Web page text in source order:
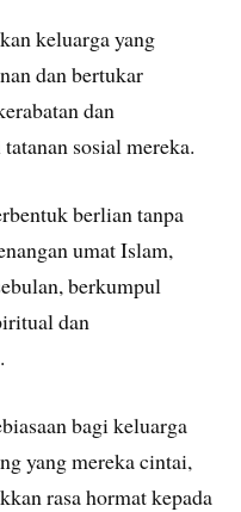
keluarga yang
dan bertukar
dan
sosial mereka.
berlian tanpa
umat Islam,
berkumpul
dan
bagi keluarga
yang mereka cintai,
rasa hormat kepada